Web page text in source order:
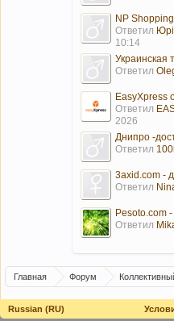
NP
Ответил
10:14
Украинская
Ответил
EasyXpress
Ответил
2026
Днипро -
Ответил
3axid.com -
Ответил
Pesoto.com
Ответил
Главная Форум
Russian (RU)